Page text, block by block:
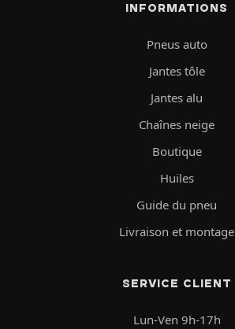
INFORMATIONS
Pneus auto
Jantes tôle
Jantes alu
Chaînes neige
Boutique
Huiles
Guide du pneu
Livraison et montage
SERVICE CLIENT
Lun-Ven 9h-17h